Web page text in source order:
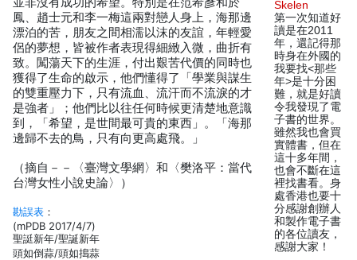
鳳、趙士元和李一梅這兩對戀人身上，海那邊
漂泊的苦，朋友之間相濡以沫的友誼，年輕愛
侶的夢想，皆被作者表現得細緻入微，曲折有
致。闖蕩天下的生涯，付出艱苦代價的同時也
獲得了生命的啟示，他們懂得了「學業與謀生
的雙重壓力下，只有流血、流汗而不流淚的才
是強者」；他們比以往任何時候更清楚地意識
到，「希望，是世間最可貴的東西」。「海那
邊歸不去的鳥，只有向更高處飛。」
（摘自－－〈臺灣文學網〉和〈樊洛平：當代
台灣女性小說史論〉）
勘誤表 ：
(mPDB 2017/4/7)
聖誔新年/聖誕新年
頭如倒蒜/頭如搗蒜
Skelen
第一次知道好
讀是在2011
年，還記得那
時身在外國的
我要找<那些
年>是十分困
難，就是好讀
令我發現了電
子書的世界。
雖然我也會買
實體書，但在
這十多年間，
也會不斷在這
裡找書看。身
處香港也要十
分感謝創辦人
和製作電子書
的各位讀友，
感謝大家！